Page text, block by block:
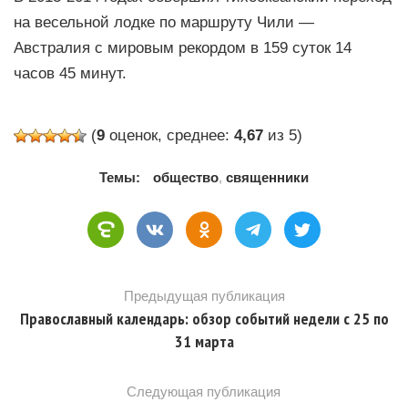
на весельной лодке по маршруту Чили —
Австралия с мировым рекордом в 159 суток 14
часов 45 минут.
(9 оценок, среднее: 4,67 из 5)
Темы: общество, священники
Предыдущая публикация
Православный календарь: обзор событий недели с 25 по
31 марта
Следующая публикация